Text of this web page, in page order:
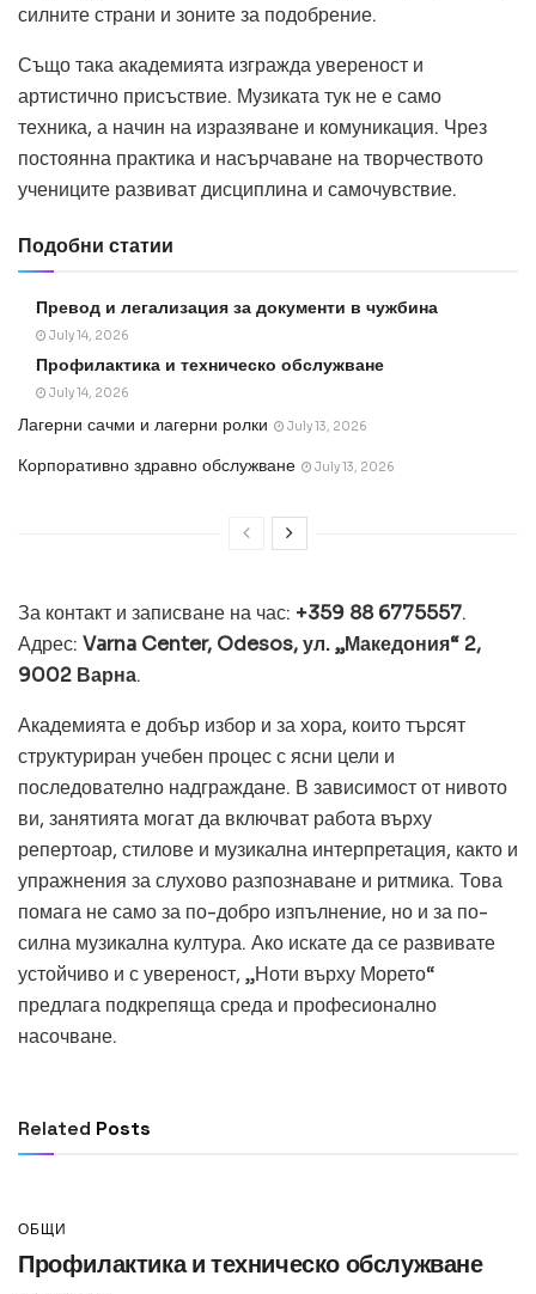
силните страни и зоните за подобрение.
Също така академията изгражда увереност и
артистично присъствие. Музиката тук не е само
техника, а начин на изразяване и комуникация. Чрез
постоянна практика и насърчаване на творчеството
учениците развиват дисциплина и самочувствие.
Подобни статии
Превод и легализация за документи в чужбина
July 14, 2026
Профилактика и техническо обслужване
July 14, 2026
Лагерни сачми и лагерни ролки July 13, 2026
Корпоративно здравно обслужване July 13, 2026
За контакт и записване на час: +359 88 6775557.
Адрес: Varna Center, Odesos, ул. „Македония“ 2,
9002 Варна.
Академията е добър избор и за хора, които търсят
структуриран учебен процес с ясни цели и
последователно надграждане. В зависимост от нивото
ви, занятията могат да включват работа върху
репертоар, стилове и музикална интерпретация, както и
упражнения за слухово разпознаване и ритмика. Това
помага не само за по-добро изпълнение, но и за по-
силна музикална култура. Ако искате да се развивате
устойчиво и с увереност, „Ноти върху Морето“
предлага подкрепяща среда и професионално
насочване.
Related Posts
ОБЩИ
ОБЩИ
Профилактика и техническо обслужване